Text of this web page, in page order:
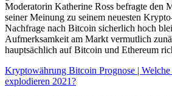
Moderatorin Katherine Ross befragte den
seiner Meinung zu seinem neuesten
Nachfrage nach Bitcoin sicherlich hoch
Aufmerksamkeit am Markt vermutlich
hauptsächlich auf Bitcoin und Ethereum
Kryptowährung Bitcoin Prognose |
explodieren 2021?